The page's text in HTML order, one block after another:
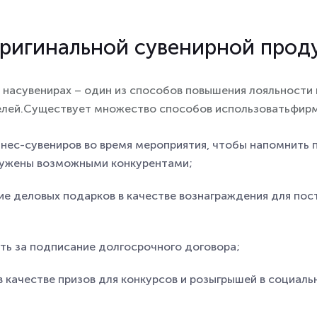
сувенирной
– один из способов повышения
множество способов
сувениров во время мероприятия, чтобы
возможными конкурентами;
деловых подарков в качестве вознаграждения для
за подписание долгосрочного договора;
качестве призов для конкурсов и розыгрышей в